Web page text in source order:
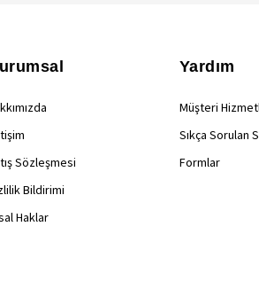
Sözleşmesi
Bildirimi
Haklar
Yardım
Müşteri
Sıkça Sorulan
Formlar